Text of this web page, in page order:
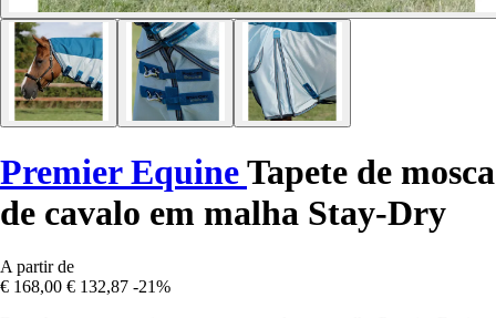
Premier EquineTapete de mosca
de cavalo em malha Stay-Dry
A partir de
€ 168,00 € 132,87 -21%